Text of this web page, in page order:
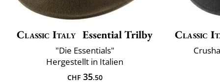
Classic Italy Essential Trilby
"Die Essentials"
Hergestellt in Italien
CHF35.50
Classic